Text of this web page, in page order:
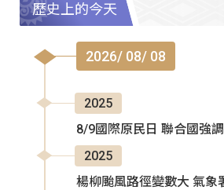
歷史上的今天
2026/ 08/ 08
2025
8/9國際原民日 聯合國強
2025
楊柳颱風路徑變數大 氣象